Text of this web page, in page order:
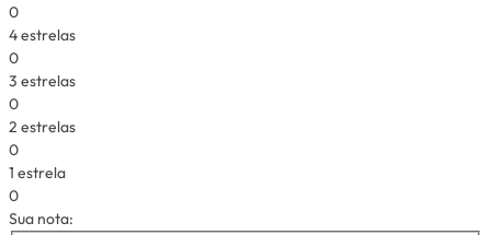
0
4 estrelas
0
3 estrelas
0
2 estrelas
0
1 estrela
0
Sua nota: